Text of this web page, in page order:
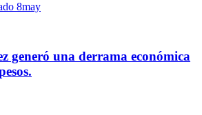
generó una derrama económica